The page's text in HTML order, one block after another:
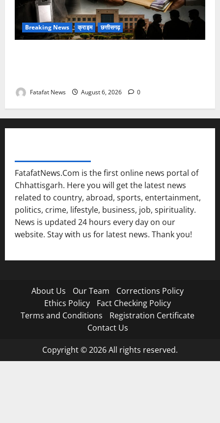
Breaking News क्राइम छत्तीसगढ़
Fatafat News August 6, 2026 0
FatafatNews.Com is the first online news portal of
Chhattisgarh. Here you will get the latest news
related to country, abroad, sports, entertainment,
politics, crime, lifestyle, business, job, spirituality.
News is updated 24 hours every day on our
website. Stay with us for latest news. Thank you!
About Us Our Team
Corrections Policy
Ethics Policy
Fact Checking Policy
Terms and Conditions
Registration Certificate
Contact Us
Copyright © 2026 All rights reserved.